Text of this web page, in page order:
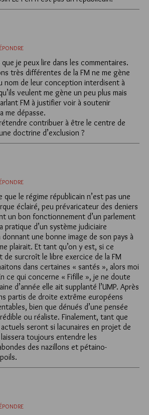
je peux lire dans les commentaires.
très différentes de la FM ne me gène
nom de leur conception interdisent à
veulent me gène un peu plus mais
FM à justifier voir à soutenir
me dépasse.
contribuer à être le centre de
doctrine d’exclusion ?
que le régime républicain n’est pas une
éclairé, peu prévaricateur des deniers
un bon fonctionnement d’un parlement
pratique d’un système judiciaire
une bonne image de son pays à
plairait. Et tant qu’on y est, si ce
de surcroît le libre exercice de la FM
dans certaines « santés », alors moi
ce qui concerne « Fifille », je ne doute
d’année elle ait supplanté l’UMP. Après
partis de droite extrême européens
bien que dénués d’une pensée
ou réaliste. Finalement, tant que
seront si lacunaires en projet de
toujours entendre les
des nazillons et pétaino-